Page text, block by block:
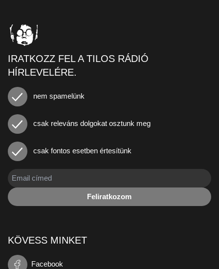
IRATKOZZ FEL A TILOS RÁDIÓ
HÍRLEVELÉRE.
nem spamelünk
csak releváns dolgokat osztunk meg
csak fontos esetben értesítünk
Feliratkozom
KÖVESS MINKET
Facebook